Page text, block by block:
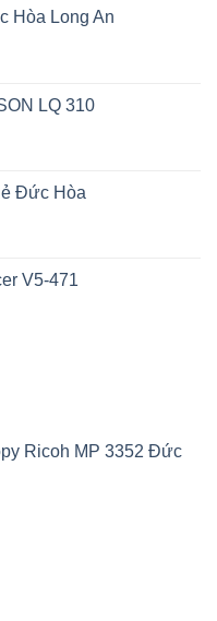
Hòa Long An
LQ 310
Đức Hòa
V5-471
Ricoh MP 3352 Đức